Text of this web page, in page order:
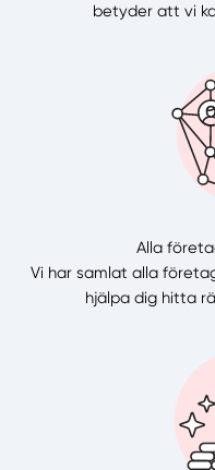
betyder att vi
Alla
Vi har samlat alla
hjälpa dig hitta